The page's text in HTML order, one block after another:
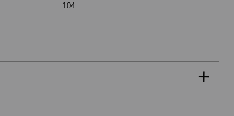
104
5 estrellas
0%